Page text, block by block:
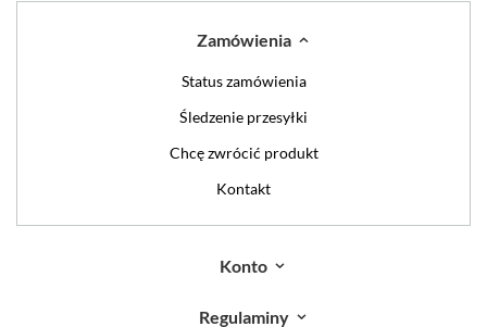
Zamówienia
Status zamówienia
Śledzenie przesyłki
Chcę zwrócić produkt
Kontakt
Konto
Regulaminy